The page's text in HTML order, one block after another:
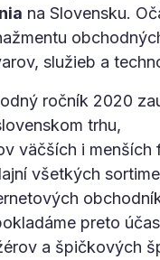
na Slovensku.
služieb a
ročník 2020
trhu,
väčších i menších
všetkých
preto
a špičkových